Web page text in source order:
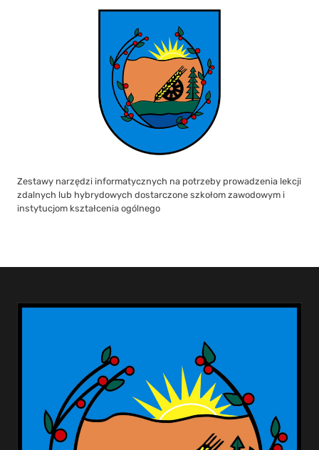
Zestawy narzędzi informatycznych na potrzeby prowadzenia lekcji
zdalnych lub hybrydowych dostarczone szkołom zawodowym i
instytucjom kształcenia ogólnego